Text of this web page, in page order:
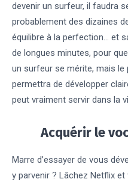
devenir un surfeur, il faudra
probablement des dizaines
équilibre à la perfection… et
de longues minutes, pour
un surfeur se mérite, mais le
permettra de développer
peut vraiment servir dans la
Acquérir le
Marre d’essayer de vous
y parvenir ? Lâchez Netflix